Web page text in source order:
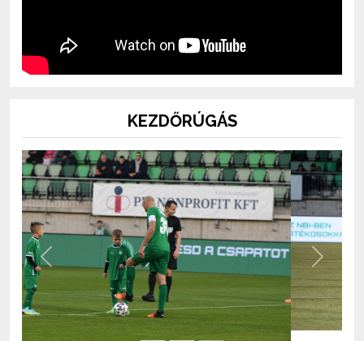
KEZDŐRÚGÁS
Previous Next